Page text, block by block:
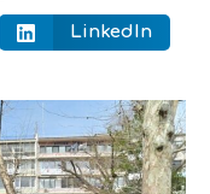
LinkedIn